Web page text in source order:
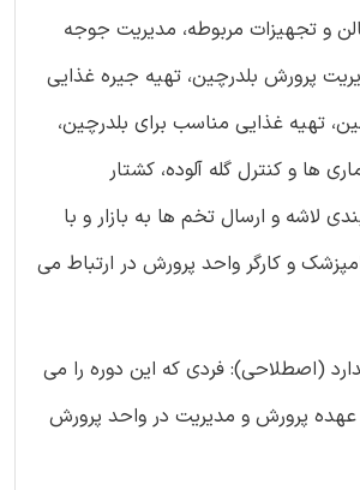
و تجهیزات مربوطه، مدیریت جوجه
پرورش بلدرچین، تهیه جیره غذایی
تهیه غذایی مناسب برای بلدرچین،
ها و كنترل گله آلوده، كشتار
لاشه و ارسال تخم ها به بازار و با
و كارگر واحد پرورش در ارتباط می
(اصطلاحی): فردی که این دوره را می
عهده پرورش و مدیریت در واحد پرورش